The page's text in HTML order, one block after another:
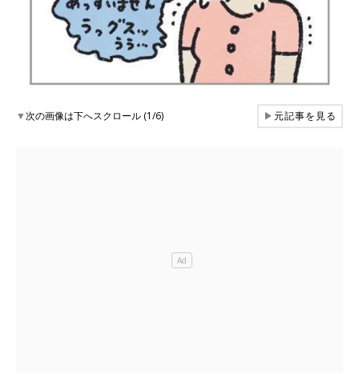
▼次の画像は下へスクロール (1/6) ▶元記事を見る